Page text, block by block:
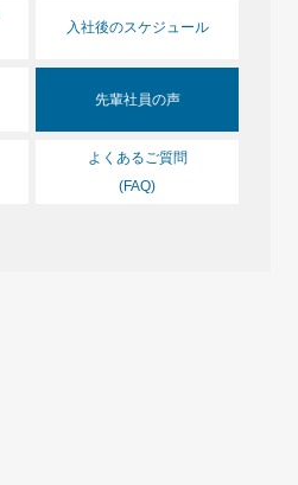
入社後のスケジュール
先輩社員の声
よくあるご質問
(FAQ)